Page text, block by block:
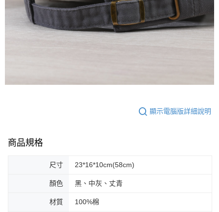
顯示電腦版詳細說明
商品規格
尺寸 23*16*10cm(58cm)
顏色 黑、中灰、丈青
材質 100%棉